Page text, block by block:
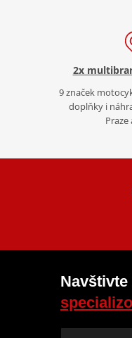
2x
9 značek
doplňky i
Praze
Navštivte